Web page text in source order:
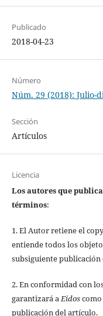
Publicado
2018-04-23
Número
Núm. 29 (2018): Julio-
Sección
Artículos
Licencia
Los autores que
términos:
1. El Autor retiene el
entiende todos los
subsiguiente
2. En conformidad con
garantizará aEidoscomo
publicación del artículo.